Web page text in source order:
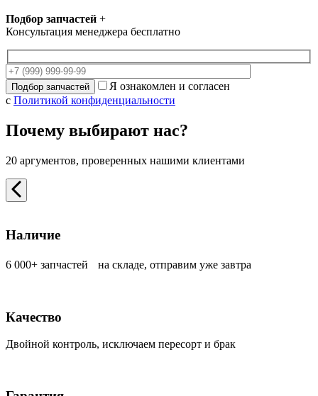
Подбор запчастей +
Консультация менеджера бесплатно
Я ознакомлен и согласен
с Политикой конфиденциальности
Почему выбирают нас?
20 аргументов, проверенных нашими клиентами
Наличие
6 000+ запчастей на складе, отправим уже завтра
Качество
Двойной контроль, исключаем пересорт и брак